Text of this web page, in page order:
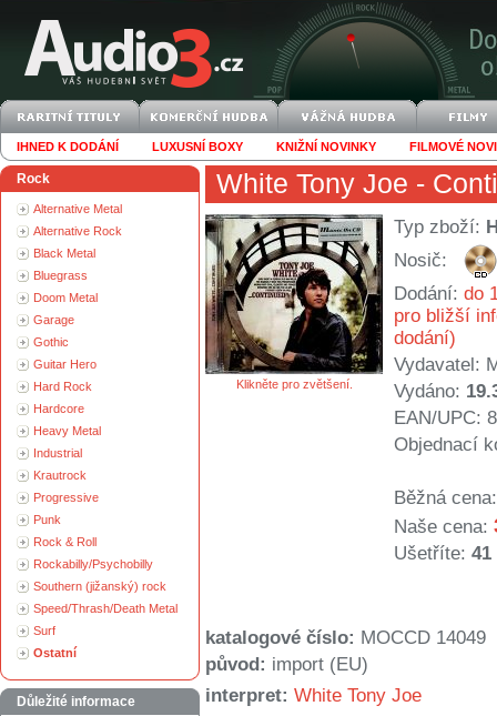
IHNED K DODÁNÍ LUXUSNÍ BOXY KNIŽNÍ NOVINKY FILMOVÉ
Rock
Alternative Metal
Alternative Rock
Black Metal
Bluegrass
Doom Metal
Garage
Gothic
Guitar Hero
Hard Rock
Hardcore
Heavy Metal
Industrial
Krautrock
Progressive
Punk
Rock & Roll
Rockabilly/Psychobilly
Southern (jižanský) rock
Speed/Thrash/Death Metal
Surf
Ostatní
Důležité informace
White Tony Joe -
Klikněte pro zvětšení.
Typ zboží:
Nosič:
Dodání: do
pro bližší
dodání)
Vydavatel:
Vydáno:
EAN/UPC:
Objednací
Běžná cena:
Naše cena:
Ušetříte: 41
katalogové číslo: MOCCD 14049
původ: import (EU)
interpret: White Tony Joe